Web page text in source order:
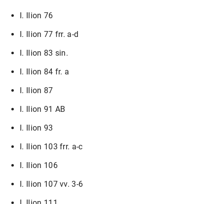
I. Ilion 76
I. Ilion 77 frr. a-d
I. Ilion 83 sin.
I. Ilion 84 fr. a
I. Ilion 87
I. Ilion 91 AB
I. Ilion 93
I. Ilion 103 frr. a-c
I. Ilion 106
I. Ilion 107 vv. 3-6